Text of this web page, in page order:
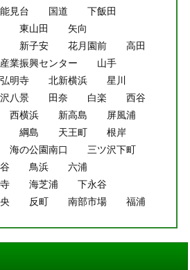
能見台 国道
下飯田
東山田
矢向
新子安 花月園前
高田
産業振興センター
山手
弘明寺 北新横浜
星川
八景 田奈 白楽
西谷
西横浜 新高島
屏風浦
綱島 天王町
根岸
海の公園南口
三ツ沢下町
鳥浜
六浦
海芝浦
下永谷
反町 南部市場 福浦